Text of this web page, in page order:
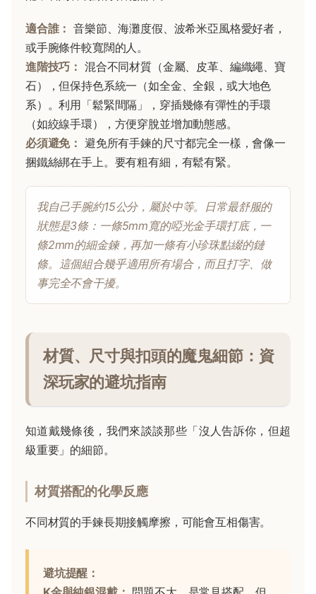
適合誰： 音樂節、海灘度假、波希米亞風格愛好者，
或手腕條件較寬闊的人。
進階技巧： 混合不同材質（金屬、皮革、編織繩、寶
石），但保持色系統一（如全金、全銀，或大地色
系）。利用「鬆緊間隔」，穿插幾條有彈性的手環
（如絞線手環），方便穿脫並增加動態感。
必須避免： 避免所有手鍊的尺寸都完全一樣，會像一
捆鐵絲綁在手上。要有粗有細，有鬆有緊。
我自己手腕約15公分，屬於中等。日常最舒服的
狀態是3條：一條5mm寬的啞光金手環打底，一
條2mm的細金鍊，再加一條有小珍珠點綴的鏈
條。這個組合幾乎適用所有場合，而且打字、做
事完全不會干擾。
材質、尺寸與扣頭的魔鬼細節：資
深玩家的避坑指南
知道戴幾條後，我們來談談那些「沒人告訴你，但超
級重要」的細節。
材質搭配的化學反應
不同材質的手鍊長期接觸摩擦，可能會互相傷害。
避坑提醒：